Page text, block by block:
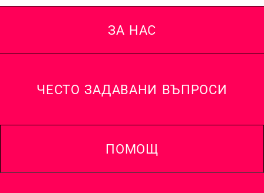
ЗА НАС
ЧЕСТО ЗАДАВАНИ ВЪПРОСИ
ПОМОЩ